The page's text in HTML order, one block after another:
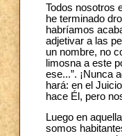
Todos nosotros
he terminado
habríamos
adjetivar a las
un nombre, no
limosna a este
ese...”. ¡Nunca
hará: en el
hace Él, pero
Luego en
somos